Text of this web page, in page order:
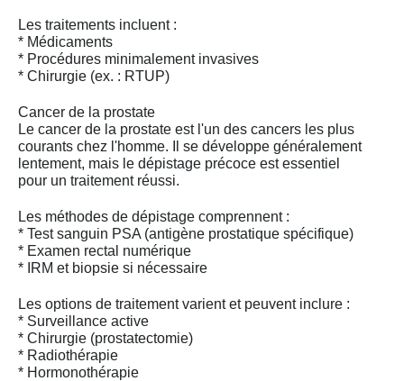
Les traitements incluent :
* Médicaments
* Procédures minimalement invasives
* Chirurgie (ex. : RTUP)
Cancer de la prostate
Le cancer de la prostate est l'un des cancers les plus
courants chez l'homme. Il se développe généralement
lentement, mais le dépistage précoce est essentiel
pour un traitement réussi.
Les méthodes de dépistage comprennent :
* Test sanguin PSA (antigène prostatique spécifique)
* Examen rectal numérique
* IRM et biopsie si nécessaire
Les options de traitement varient et peuvent inclure :
* Surveillance active
* Chirurgie (prostatectomie)
* Radiothérapie
* Hormonothérapie